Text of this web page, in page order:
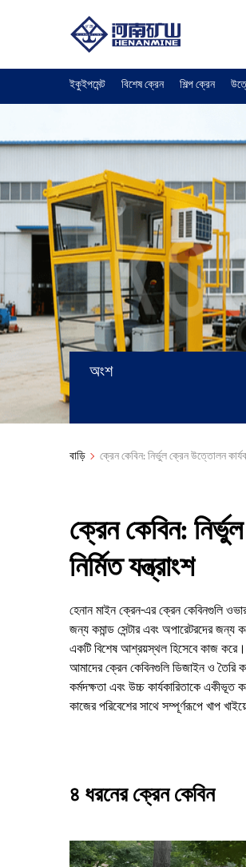
ইকুইপমেন্ট বিশেষ ক্রেন শিল্প ক্রেন
অংশ
বাড়ি ক্রেন কেবিন: নির্ভুল ক্রেন উত্তোলন
ক্রেন কেবিন:
নির্মিত যন্ত্রাংশ
হেনান মাইন ক্রেন-এর ক্রেন কেবিনগুলি
জন্য কমান্ড সেন্টার এবং অপারেটরদের জন্য
একটি বিশেষ আশ্রয়স্থল হিসেবে কাজ করে।
আমাদের ক্রেন কেবিনগুলি ডিজাইন ও তৈরি
কর্মদক্ষতা এবং উচ্চ কার্যকারিতাকে
কাজের পরিবেশের সাথে সম্পূর্ণরূপে খাপ
৪ ধরনের ক্রেন কেবিন